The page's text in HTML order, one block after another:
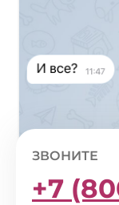
ЗВОНИТЕ
+7